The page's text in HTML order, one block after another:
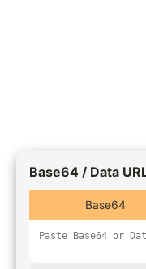
Base64 / Data
Base64